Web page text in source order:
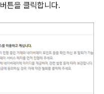
버튼을 클릭합니다.